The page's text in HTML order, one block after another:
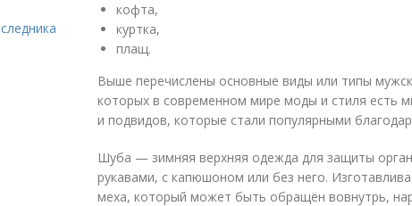
кофта,
куртка,
плащ.
Выше перечислены основные виды или типы
которых в современном мире моды и стиля есть
и подвидов, которые стали популярными
Шуба — зимняя верхняя одежда для защиты
рукавами, с капюшоном или без него.
меха, который может быть обращён вовнутрь,